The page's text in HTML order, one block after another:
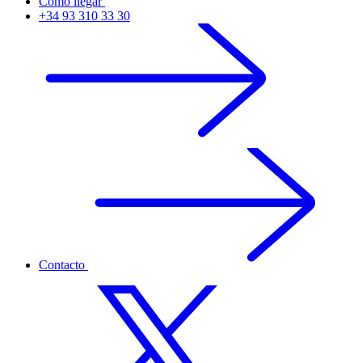
+34 93 310 33 30
Contacto